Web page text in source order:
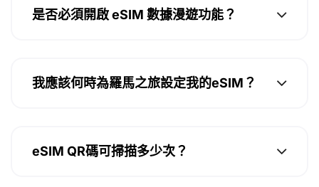
是否必須開啟 eSIM 數據漫遊功能？
我應該何時為羅馬之旅設定我的eSIM？
eSIM QR碼可掃描多少次？